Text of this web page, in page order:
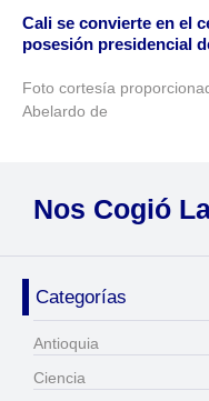
Cali se convierte en el
posesión presidencial
Foto cortesía
Abelardo de
Nos Cogió
Categorías
Antioquia
Ciencia